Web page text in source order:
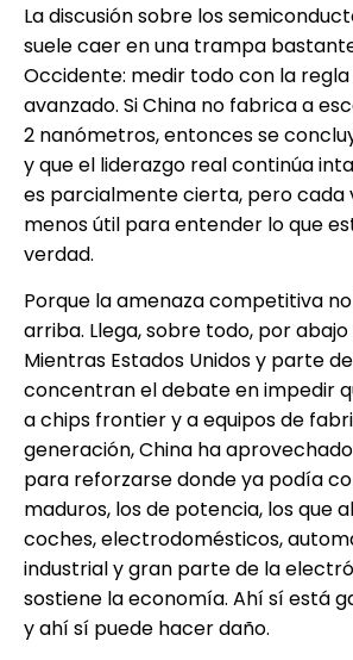
La discusión sobre los
suele caer en una trampa
Occidente: medir todo con la
avanzado. Si China no fabrica a
2 nanómetros, entonces se
y que el liderazgo real continúa
es parcialmente cierta, pero cada
menos útil para entender lo que
verdad.
Porque la amenaza competitiva
arriba. Llega, sobre todo, por
Mientras Estados Unidos y parte
concentran el debate en impedir
a chips frontier y a equipos de
generación, China ha
para reforzarse donde ya podía
maduros, los de potencia, los que
coches, electrodomésticos,
industrial y gran parte de la
sostiene la economía. Ahí sí está
y ahí sí puede hacer daño.